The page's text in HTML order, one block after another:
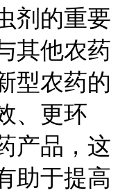
剂的重要
其他农药
型农药的
、更环
产品，这
助于提高